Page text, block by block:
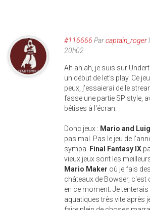
#116666 Parcaptain_roger
20h02
Ah ah ah, je suis sur
un début de let's play. Ce
peux, j'essaierai de le
fasse une partie SP style,
bêtises à l'écran.
Donc jeux : Mario and
pas mal. Pas le jeu de
sympa. Final Fantasy IX
vieux jeux sont les
Mario Maker où je fais
châteaux de Bowser, c'est
en ce moment. Je
aquatiques très vite après